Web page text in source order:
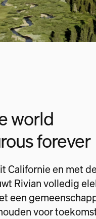
world
forever
Californie en met
Rivian volledig
een
voor